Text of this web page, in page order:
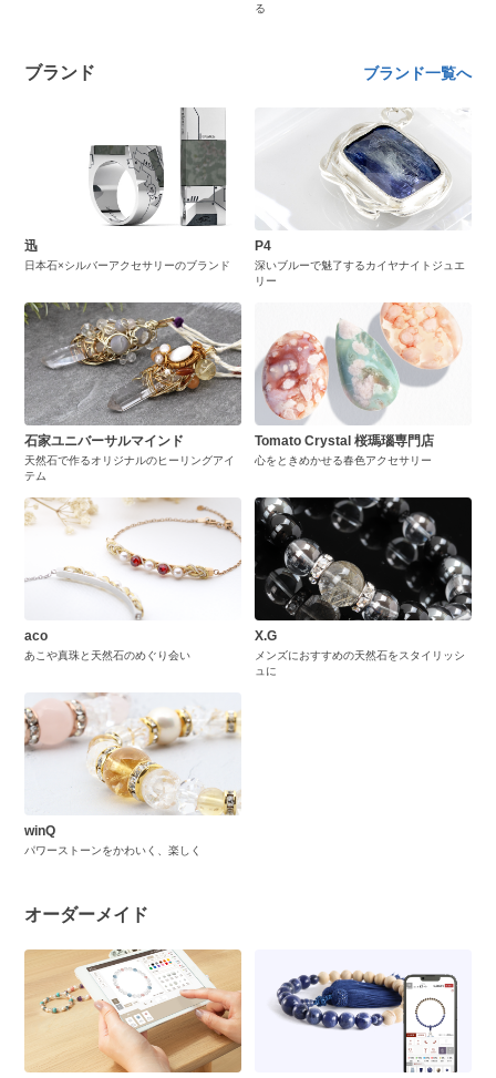
る
ブランド ブランド一覧へ
迅
日本石×シルバーアクセサリーのブランド
P4
深いブルーで魅了するカイヤナイトジュエ
リー
石家ユニバーサルマインド
天然石で作るオリジナルのヒーリングアイ
テム
Tomato Crystal 桜瑪瑙専門店
心をときめかせる春色アクセサリー
aco
あこや真珠と天然石のめぐり会い
X.G
メンズにおすすめの天然石をスタイリッシ
ュに
winQ
パワーストーンをかわいく、楽しく
オーダーメイド